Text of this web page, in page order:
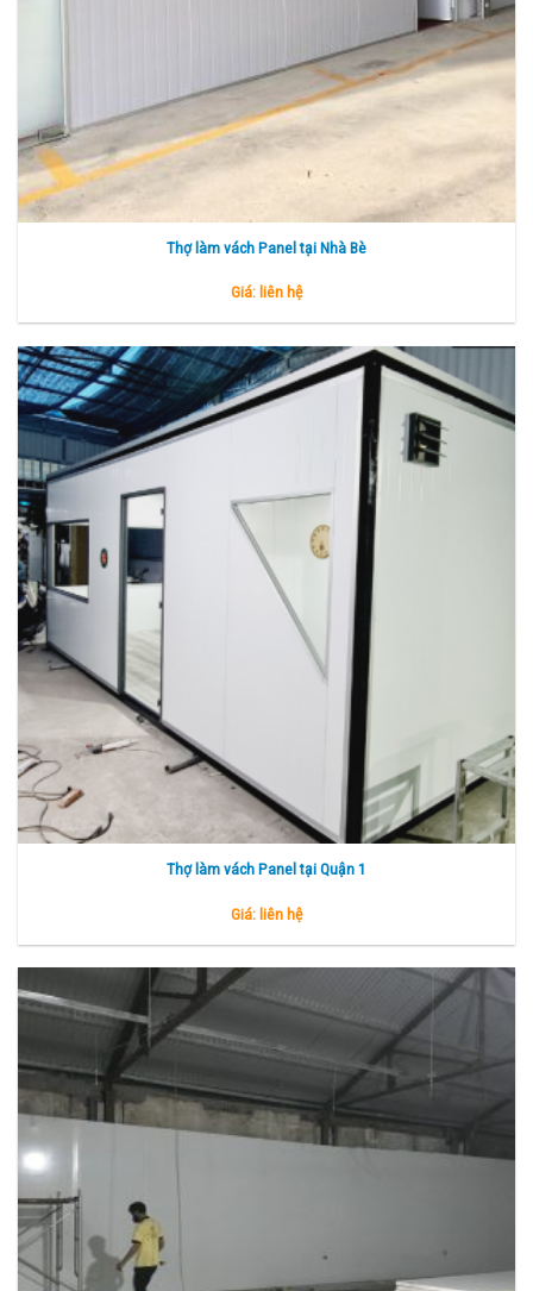
Thợ làm vách Panel tại Nhà Bè
Giá: liên hệ
Thợ làm vách Panel tại Quận 1
Giá: liên hệ